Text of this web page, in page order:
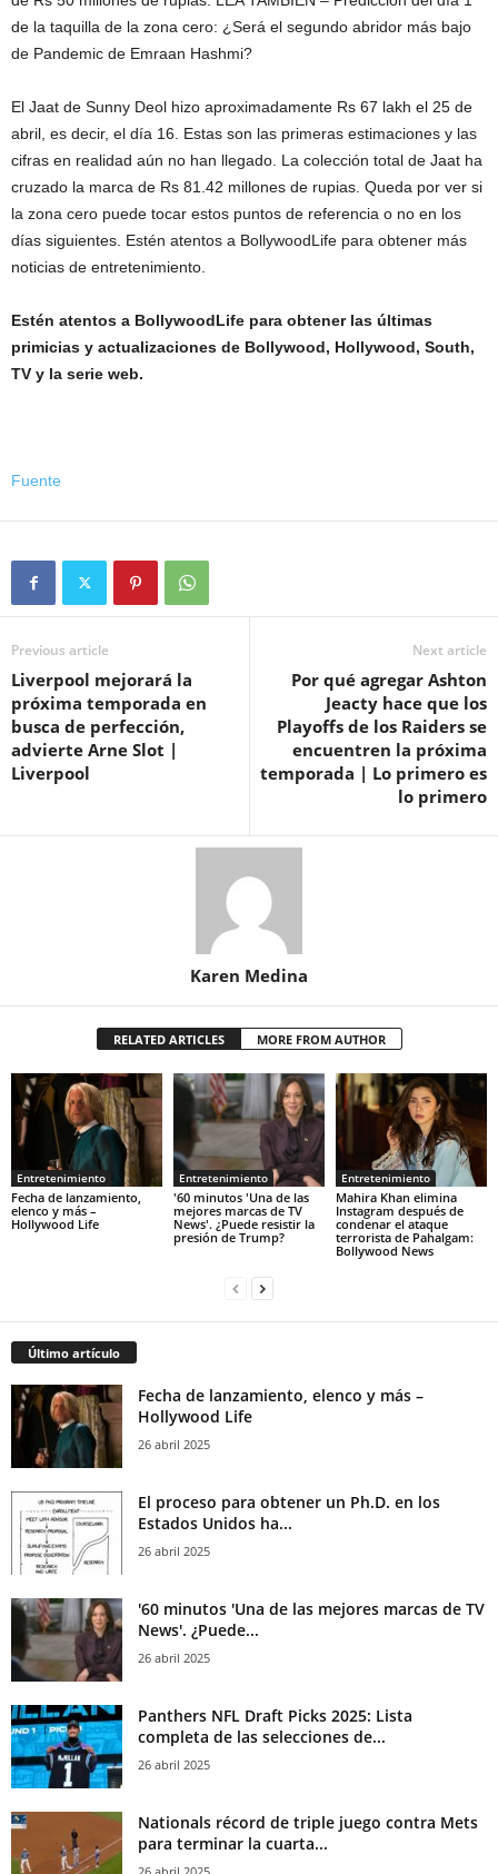
de la taquilla de la zona cero: ¿Será el segundo abridor más bajo
de Pandemic de Emraan Hashmi?
El Jaat de Sunny Deol hizo aproximadamente Rs 67 lakh el 25 de
abril, es decir, el día 16. Estas son las primeras estimaciones y las
cifras en realidad aún no han llegado. La colección total de Jaat ha
cruzado la marca de Rs 81.42 millones de rupias. Queda por ver si
la zona cero puede tocar estos puntos de referencia o no en los
días siguientes. Estén atentos a BollywoodLife para obtener más
noticias de entretenimiento.
Estén atentos a BollywoodLife para obtener las últimas
primicias y actualizaciones de Bollywood, Hollywood, South,
TV y la serie web.
Fuente
Previous article
Liverpool mejorará la
próxima temporada en
busca de perfección,
advierte Arne Slot |
Liverpool
Next article
Por qué agregar Ashton
Jeacty hace que los
Playoffs de los Raiders se
encuentren la próxima
temporada | Lo primero es
lo primero
Karen Medina
RELATED ARTICLES MORE FROM AUTHOR
Entretenimiento
Fecha de lanzamiento,
elenco y más –
Hollywood Life
Entretenimiento
'60 minutos 'Una de las
mejores marcas de TV
News'. ¿Puede resistir la
presión de Trump?
Entretenimiento
Mahira Khan elimina
Instagram después de
condenar el ataque
terrorista de Pahalgam:
Bollywood News
Último artículo
Fecha de lanzamiento, elenco y más –
Hollywood Life
26 abril 2025
El proceso para obtener un Ph.D. en los
Estados Unidos ha...
26 abril 2025
'60 minutos 'Una de las mejores marcas de TV
News'. ¿Puede...
26 abril 2025
Panthers NFL Draft Picks 2025: Lista
completa de las selecciones de...
26 abril 2025
Nationals récord de triple juego contra Mets
para terminar la cuarta...